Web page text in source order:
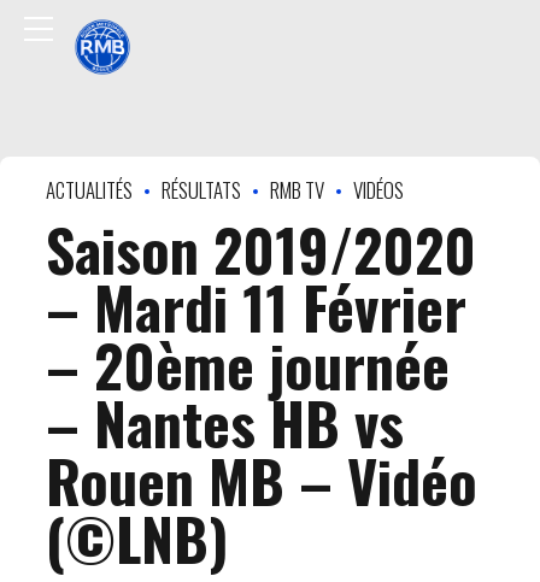
ACTUALITÉS RÉSULTATS RMB TV VIDÉOS
Saison 2019/2020
– Mardi 11 Février
– 20ème journée
– Nantes HB vs
Rouen MB – Vidéo
(©LNB)